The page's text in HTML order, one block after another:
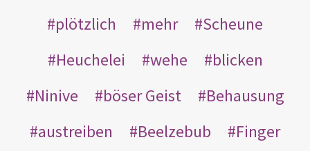
plötzlich
mehr
Scheune
Heuchelei
wehe
blicken
Ninive
böser Geist
Behausung
austreiben
Beelzebub
Finger